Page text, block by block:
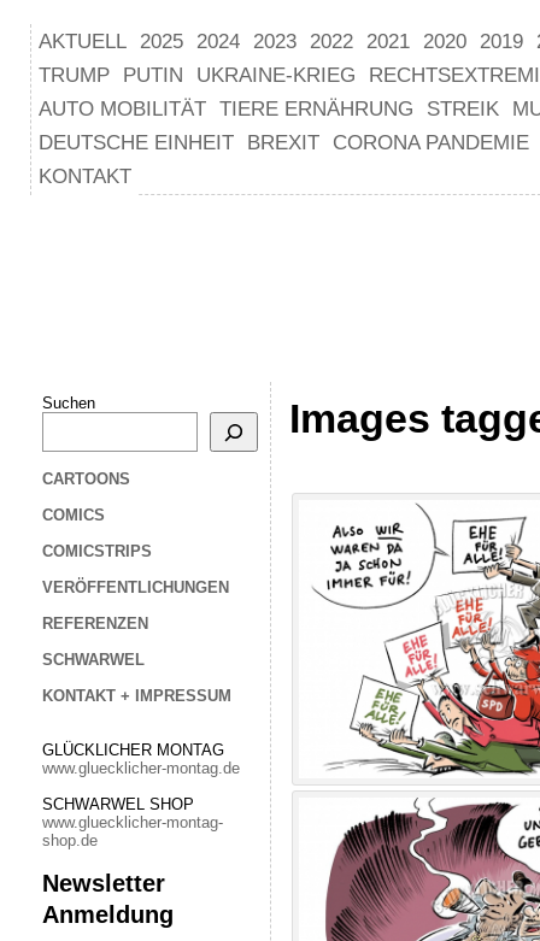
AKTUELL 2025 2024 2023 2022 2021 2020 2019
TRUMP
PUTIN UKRAINE-KRIEG
AUTO MOBILITÄT TIERE ERNÄHRUNG STREIK
DEUTSCHE EINHEIT
BREXIT
CORONA PANDEMIE
KONTAKT
Suchen
CARTOONS
COMICS
COMICSTRIPS
VERÖFFENTLICHUNGEN
REFERENZEN
SCHWARWEL
KONTAKT + IMPRESSUM
GLÜCKLICHER MONTAG
www.gluecklicher-montag.de
SCHWARWEL SHOP
www.gluecklicher-montag-
shop.de
Newsletter
Anmeldung
Images